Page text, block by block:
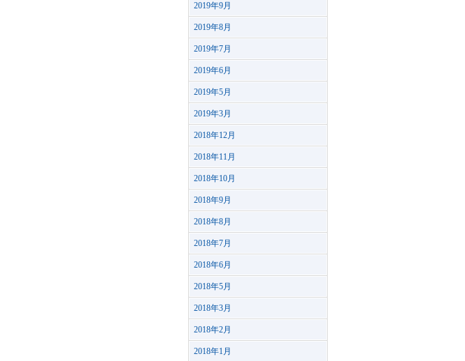
2019年9月
2019年8月
2019年7月
2019年6月
2019年5月
2019年3月
2018年12月
2018年11月
2018年10月
2018年9月
2018年8月
2018年7月
2018年6月
2018年5月
2018年3月
2018年2月
2018年1月